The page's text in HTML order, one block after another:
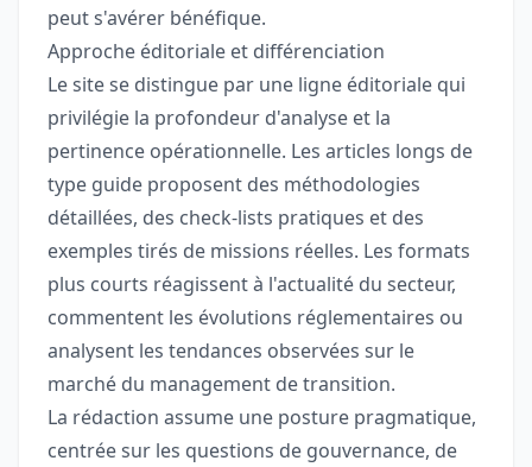
peut s'avérer bénéfique.
Approche éditoriale et différenciation
Le site se distingue par une ligne éditoriale qui
privilégie la profondeur d'analyse et la
pertinence opérationnelle. Les articles longs de
type guide proposent des méthodologies
détaillées, des check-lists pratiques et des
exemples tirés de missions réelles. Les formats
plus courts réagissent à l'actualité du secteur,
commentent les évolutions réglementaires ou
analysent les tendances observées sur le
marché du management de transition.
La rédaction assume une posture pragmatique,
centrée sur les questions de gouvernance, de